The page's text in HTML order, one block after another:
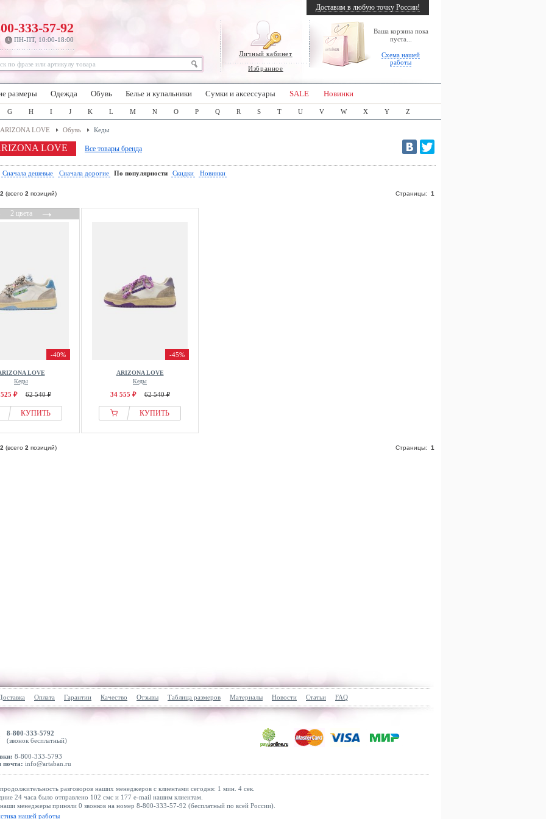
Личный кабинет
Избранное
Ваша корзина пока
пуста...
Схема нашей
работы
333-57-92
ПН-ПТ, 10:00-18:00
Доставим в любую точку России!
размеры Одежда Обувь Белье и купальники Сумки и аксессуары SALE Новинки
G H I J K L M N O P Q R S T U V W X Y Z
ARIZONA LOVE Обувь Кеды
LOVE Все товары бренда
Сначала дешевые Сначала дорогие По популярности Скидки Новинки
2 (всего 2 позиций) Страницы: 1
2 цвета→
-40%
LOVE
Кеды
₽ 62 540 ₽
КУПИТЬ
-45%
ARIZONA LOVE
Кеды
34 555 ₽ 62 540 ₽
КУПИТЬ
2 (всего 2 позиций) Страницы: 1
Оплата Гарантии Качество Отзывы Таблица размеров Материалы Новости Статьи FAQ
8-800-333-5792
(звонок бесплатный)
8-800-333-5793
почта: info@artaban.ru
разговоров наших менеджеров с клиентами сегодня: 1 мин. 4 сек.
24 часа было отправлено 102 смс и 177 e-mail нашим клиентам.
менеджеры приняли 0 звонков на номер 8-800-333-57-92 (бесплатный по всей России).
нашей работы